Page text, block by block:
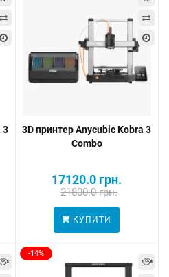
3
3D принтер Anycubic Kobra 3
Combo
17120.0 грн.
21800.0 грн.
КУПИТИ
-14%